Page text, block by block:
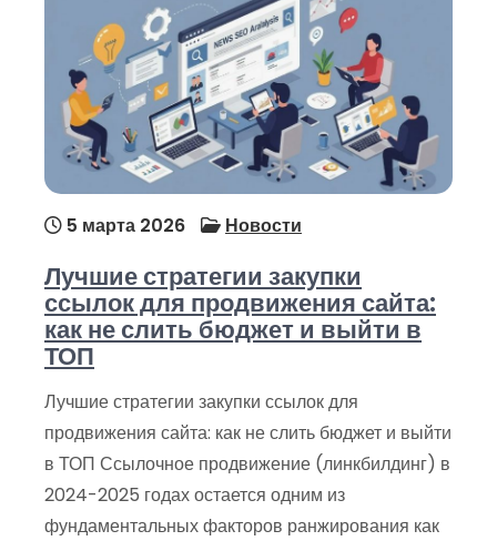
5 марта 2026 Новости
Лучшие стратегии закупки
ссылок для продвижения сайта:
как не слить бюджет и выйти в
ТОП
Лучшие стратегии закупки ссылок для
продвижения сайта: как не слить бюджет и выйти
в ТОП Ссылочное продвижение (линкбилдинг) в
2024-2025 годах остается одним из
фундаментальных факторов ранжирования как